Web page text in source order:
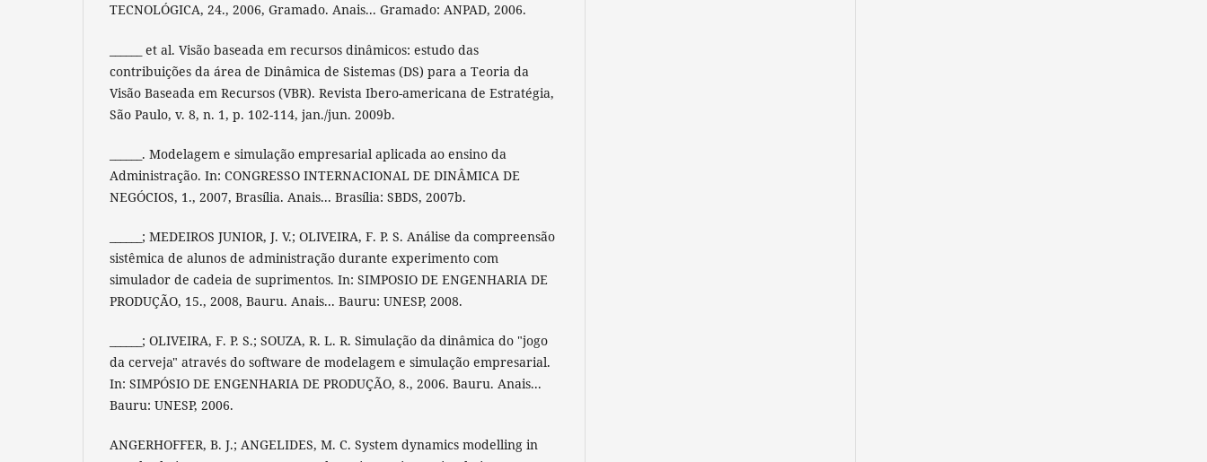
TECNOLÓGICA, 24., 2006, Gramado. Anais... Gramado: ANPAD, 2006.
______ et al. Visão baseada em recursos dinâmicos: estudo das
contribuições da área de Dinâmica de Sistemas (DS) para a Teoria da
Visão Baseada em Recursos (VBR). Revista Ibero-americana de Estratégia,
São Paulo, v. 8, n. 1, p. 102-114, jan./jun. 2009b.
______. Modelagem e simulação empresarial aplicada ao ensino da
Administração. In: CONGRESSO INTERNACIONAL DE DINÂMICA DE
NEGÓCIOS, 1., 2007, Brasília. Anais... Brasília: SBDS, 2007b.
______; MEDEIROS JUNIOR, J. V.; OLIVEIRA, F. P. S. Análise da compreensão
sistêmica de alunos de administração durante experimento com
simulador de cadeia de suprimentos. In: SIMPOSIO DE ENGENHARIA DE
PRODUÇÃO, 15., 2008, Bauru. Anais... Bauru: UNESP, 2008.
______; OLIVEIRA, F. P. S.; SOUZA, R. L. R. Simulação da dinâmica do "jogo
da cerveja" através do software de modelagem e simulação empresarial.
In: SIMPÓSIO DE ENGENHARIA DE PRODUÇÃO, 8., 2006. Bauru. Anais...
Bauru: UNESP, 2006.
ANGERHOFFER, B. J.; ANGELIDES, M. C. System dynamics modelling in